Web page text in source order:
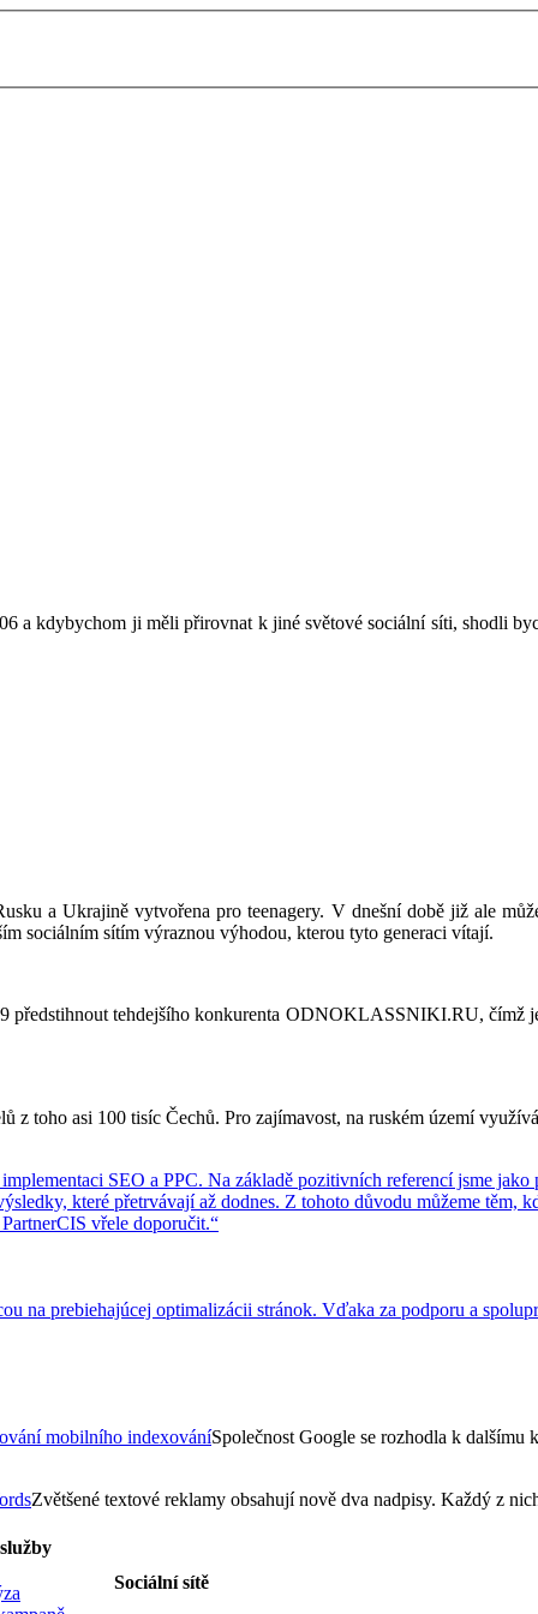
a kdybychom ji měli přirovnat k jiné světové sociální síti, shodli
a Ukrajině vytvořena pro teenagery. V dnešní době již ale
sociálním sítím výraznou výhodou, kterou tyto generaci vítají.
tehdejšího konkurenta ODNOKLASSNIKI.RU, čímž
z toho asi 100 tisíc Čechů. Pro zajímavost, na ruském území
SEO a PPC. Na základě pozitivních referencí jsme
které přetrvávají až dodnes. Z tohoto důvodu můžeme
vřele doporučit.“
na prebiehajúcej optimalizácii stránok. Vďaka za podporu a
mobilního indexováníSpolečnost Google se rozhodla k dalšímu
Zvětšené textové reklamy obsahují nově dva nadpisy. Každý z
Sociální sítě